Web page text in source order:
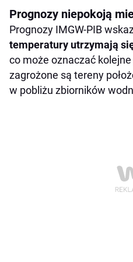
Prognozy niepokoją
Prognozy IMGW-PIB
temperatury utrzymają
co może oznaczać
zagrożone są tereny
w pobliżu zbiorników